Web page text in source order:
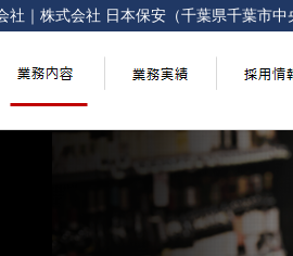
社 株式会社 日本保安（千葉県千葉市中